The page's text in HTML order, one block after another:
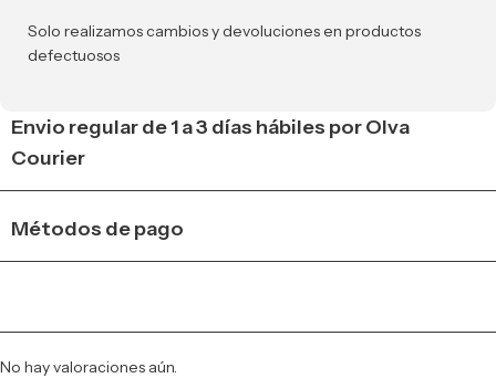
Solo realizamos cambios y devoluciones en productos
defectuosos
Envio regular de 1 a 3 días hábiles por Olva
Courier
Métodos de pago
No hay valoraciones aún.